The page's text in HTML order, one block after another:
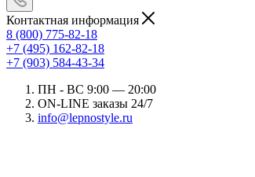
Контактная информация
8 (800) 775-82-18
+7 (495) 162-82-18
+7 (903) 584-43-34
ПН - ВС 9:00 — 20:00
ON-LINE заказы 24/7
info@lepnostyle.ru